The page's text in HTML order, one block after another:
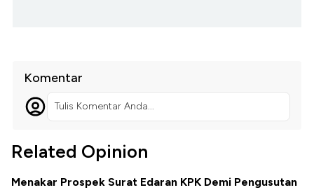
Komentar
Tulis Komentar Anda...
Related Opinion
Menakar Prospek Surat Edaran KPK Demi Pengusutan